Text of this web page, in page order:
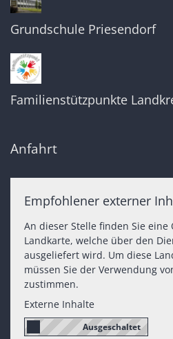
Grundschule Priesendorf
Familienstützpunkte
Anfahrt
Empfohlener externer
An dieser Stelle finden Sie eine
Landkarte, welche über den
ausgeliefert wird. Um diese
müssen Sie der Verwendung
zustimmen.
Externe Inhalte